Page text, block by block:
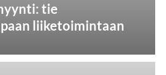
tie
liiketoimintaan